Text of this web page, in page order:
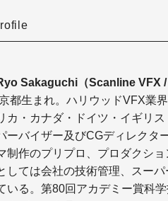
Sakaguchi（Scanline VFX
都生まれ。ハリウッドVFX業
カ・カナダ・ドイツ・イギリ
ーバイザー及びCGディレクタ
制作のプリプロ、プロダクシ
しては会社の技術管理、スー
いる。第80回アカデミー賞科